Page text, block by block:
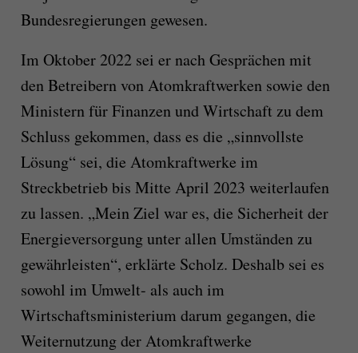
Bundesregierungen gewesen.
Im Oktober 2022 sei er nach Gesprächen mit
den Betreibern von Atomkraftwerken sowie den
Ministern für Finanzen und Wirtschaft zu dem
Schluss gekommen, dass es die „sinnvollste
Lösung“ sei, die Atomkraftwerke im
Streckbetrieb bis Mitte April 2023 weiterlaufen
zu lassen. „Mein Ziel war es, die Sicherheit der
Energieversorgung unter allen Umständen zu
gewährleisten“, erklärte Scholz. Deshalb sei es
sowohl im Umwelt- als auch im
Wirtschaftsministerium darum gegangen, die
Weiternutzung der Atomkraftwerke